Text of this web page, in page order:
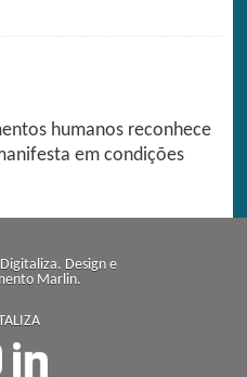
humanos reconhece
em condições
Design e
Marlin.